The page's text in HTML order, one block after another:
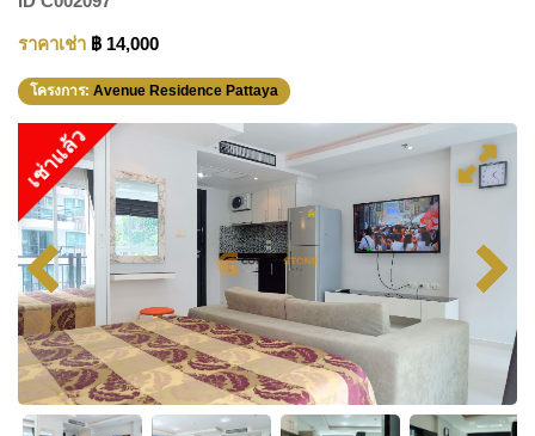
ราคาเช่า ฿ 14,000
โครงการ: Avenue Residence Pattaya
เช่าแล้ว